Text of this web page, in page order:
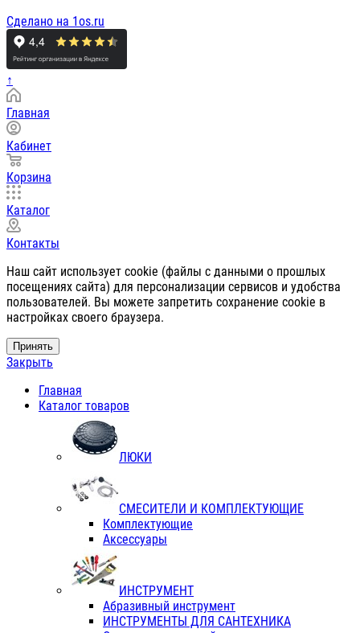
Сделано на 1os.ru
↑
Главная
Кабинет
Корзина
Каталог
Контакты
Наш сайт использует cookie (файлы с данными о прошлых
посещениях сайта) для персонализации сервисов и удобства
пользователей. Вы можете запретить сохранение cookie в
настройках своего браузера.
Принять
Закрыть
Главная
Каталог товаров
ЛЮКИ
СМЕСИТЕЛИ И КОМПЛЕКТУЮЩИЕ
Комплектующие
Аксессуары
ИНСТРУМЕНТ
Абразивный инструмент
ИНСТРУМЕНТЫ ДЛЯ САНТЕХНИКА